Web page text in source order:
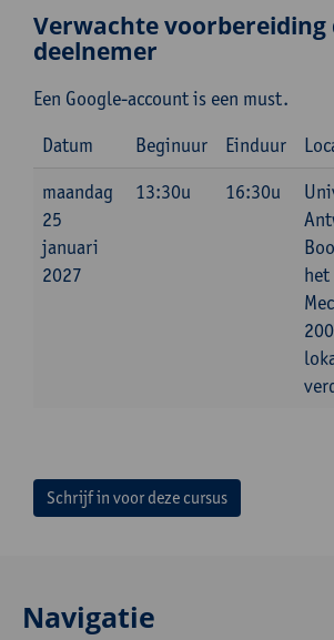
Verwachte voorbereiding
deelnemer
Een Google-account is een must.
Datum
Beginuur Einduur
maandag
25
januari
2027
13:30u 16:30u
het
Schrijf in voor deze cursus
Navigatie